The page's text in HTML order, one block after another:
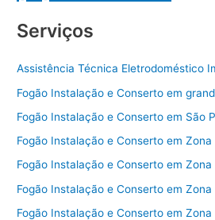
Serviços
Assistência Técnica Eletrodoméstico
Fogão Instalação e Conserto em
Fogão Instalação e Conserto em São
Fogão Instalação e Conserto em
Fogão Instalação e Conserto em Zona
Fogão Instalação e Conserto em Zona
Fogão Instalação e Conserto em Zona